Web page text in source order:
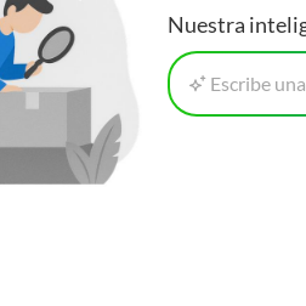
Nuestra
Escribe